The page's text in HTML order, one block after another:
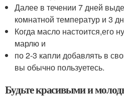
Далее в течении 7 дней
комнатной температур и 3
Когда масло настоится,его
марлю и
по 2-3 капли добавлять в
вы обычно пользуетесь.
Будьте красивыми и